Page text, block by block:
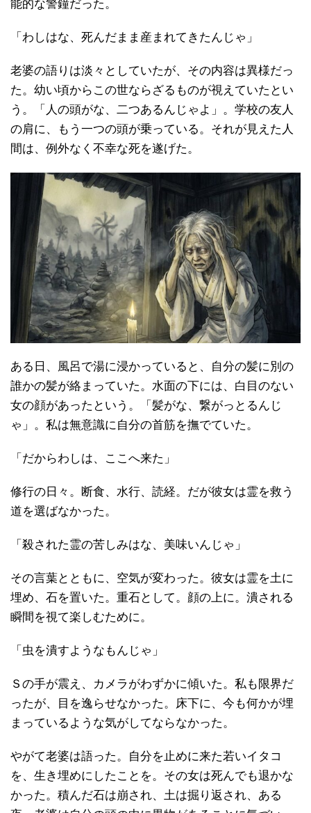
能的な警鐘だった。
「わしはな、死んだまま産まれてきたんじゃ」
老婆の語りは淡々としていたが、その内容は異様だっ
た。幼い頃からこの世ならざるものが視えていたとい
う。「人の頭がな、二つあるんじゃよ」。学校の友人
の肩に、もう一つの頭が乗っている。それが見えた人
間は、例外なく不幸な死を遂げた。
ある日、風呂で湯に浸かっていると、自分の髪に別の
誰かの髪が絡まっていた。水面の下には、白目のない
女の顔があったという。「髪がな、繋がっとるんじ
ゃ」。私は無意識に自分の首筋を撫でていた。
「だからわしは、ここへ来た」
修行の日々。断食、水行、読経。だが彼女は霊を救う
道を選ばなかった。
「殺された霊の苦しみはな、美味いんじゃ」
その言葉とともに、空気が変わった。彼女は霊を土に
埋め、石を置いた。重石として。顔の上に。潰される
瞬間を視て楽しむために。
「虫を潰すようなもんじゃ」
Ｓの手が震え、カメラがわずかに傾いた。私も限界だ
ったが、目を逸らせなかった。床下に、今も何かが埋
まっているような気がしてならなかった。
やがて老婆は語った。自分を止めに来た若いイタコ
を、生き埋めにしたことを。その女は死んでも退かな
かった。積んだ石は崩され、土は掘り返され、ある